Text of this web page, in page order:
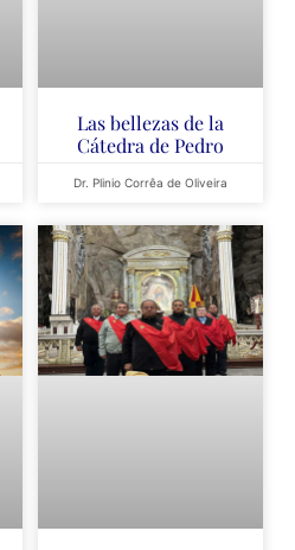
Las bellezas de la
Cátedra de Pedro
Dr. Plinio Corrêa de Oliveira